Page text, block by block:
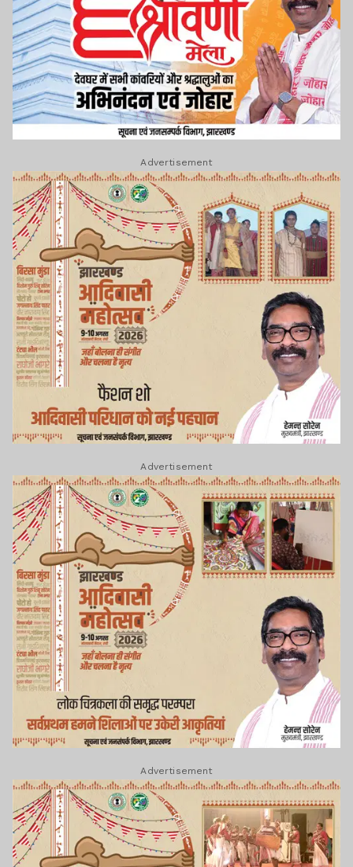
Advertisement
Advertisement
Advertisement